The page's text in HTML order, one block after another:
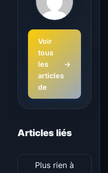
Voir
tous
les
articles
de
→
Articles liés
Plus rien à